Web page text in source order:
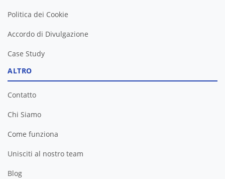
Politica dei Cookie
Accordo di Divulgazione
Case Study
ALTRO
Contatto
Chi Siamo
Come funziona
Unisciti al nostro team
Blog